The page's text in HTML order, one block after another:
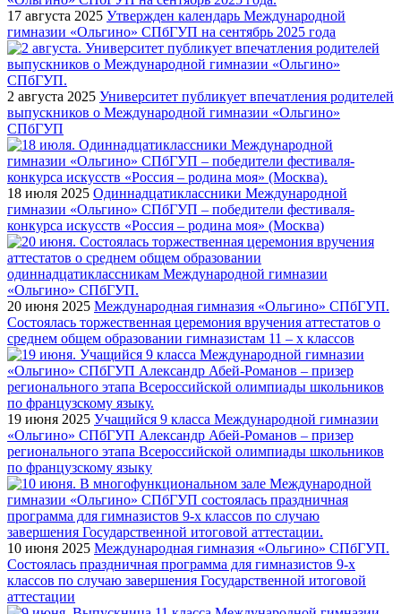
17 августа 2025 Утвержден календарь Международной
гимназии «Ольгино» СПбГУП на сентябрь 2025 года
2 августа 2025 Университет публикует впечатления родителей
выпускников о Международной гимназии «Ольгино»
СПбГУП
18 июля 2025 Одиннадцатиклассники Международной
гимназии «Ольгино» СПбГУП – победители фестиваля-
конкурса искусств «Россия – родина моя» (Москва)
20 июня 2025 Международная гимназия «Ольгино» СПбГУП.
Состоялась торжественная церемония вручения аттестатов о
среднем общем образовании гимназистам 11 – х классов
19 июня 2025 Учащийся 9 класса Международной гимназии
«Ольгино» СПбГУП Александр Абей-Романов – призер
регионального этапа Всероссийской олимпиады школьников
по французскому языку
10 июня 2025 Международная гимназия «Ольгино» СПбГУП.
Состоялась праздничная программа для гимназистов 9-х
классов по случаю завершения Государственной итоговой
аттестации